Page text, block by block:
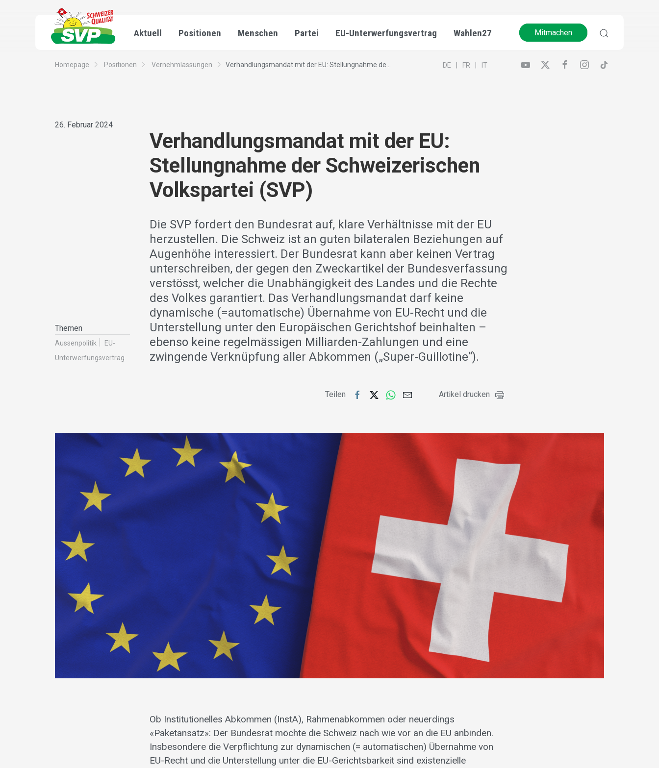
Aktuell Positionen Menschen Partei EU-Unterwerfungsvertrag Wahlen27 Mitmachen
Homepage Positionen Vernehmlassungen Verhandlungsmandat mit der EU: Stellungnahme de... DE FR IT
26. Februar 2024
Themen
Aussenpolitik
EU-
Unterwerfungsvertrag
Verhandlungsmandat mit der EU:
Stellungnahme der Schweizerischen
Volkspartei (SVP)
Die SVP fordert den Bundesrat auf, klare Verhältnisse mit der EU
herzustellen. Die Schweiz ist an guten bilateralen Beziehungen auf
Augenhöhe interessiert. Der Bundesrat kann aber keinen Vertrag
unterschreiben, der gegen den Zweckartikel der Bundesverfassung
verstösst, welcher die Unabhängigkeit des Landes und die Rechte
des Volkes garantiert. Das Verhandlungsmandat darf keine
dynamische (=automatische) Übernahme von EU-Recht und die
Unterstellung unter den Europäischen Gerichtshof beinhalten –
ebenso keine regelmässigen Milliarden-Zahlungen und eine
zwingende Verknüpfung aller Abkommen („Super-Guillotine“).
Teilen Artikel drucken
Ob Institutionelles Abkommen (InstA), Rahmenabkommen oder neuerdings
«Paketansatz»: Der Bundesrat möchte die Schweiz nach wie vor an die EU anbinden.
Insbesondere die Verpflichtung zur dynamischen (= automatischen) Übernahme von
EU-Recht und die Unterstellung unter die EU-Gerichtsbarkeit sind existenzielle